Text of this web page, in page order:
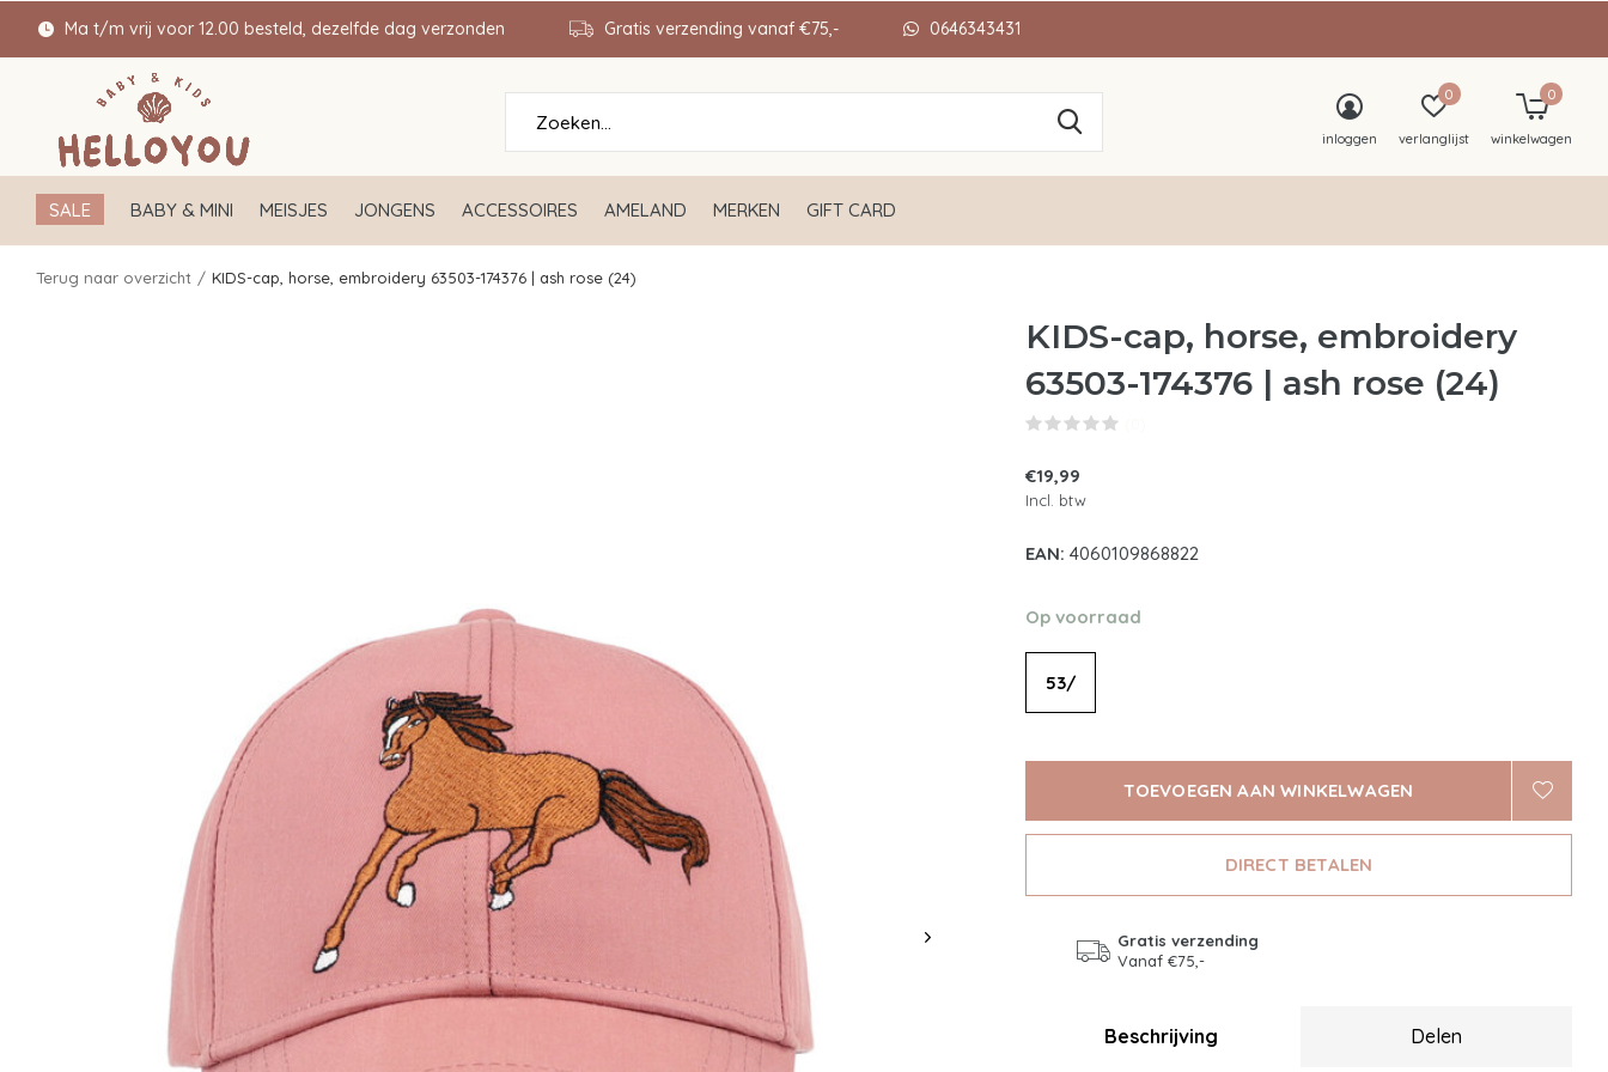
SALE BABY & MINI MEISJES JONGENS ACCESSOIRES AMELAND MERKEN GIFT CARD
inloggen verlanglijst
0
winkelwagen
0
Ma t/m vrij voor 12.00 besteld, dezelfde dag verzonden Gratis verzending vanaf €75,- 0646343431
Terug naar overzicht KIDS-cap, horse, embroidery 63503-174376 | ash rose (24)
KIDS-cap, horse, embroidery
63503-174376 | ash rose (24)
€19,99
Incl. btw
EAN: 4060109868822
Op voorraad
53/
TOEVOEGEN AAN WINKELWAGEN
DIRECT BETALEN
Gratis verzending
Vanaf €75,-
Beschrijving Delen